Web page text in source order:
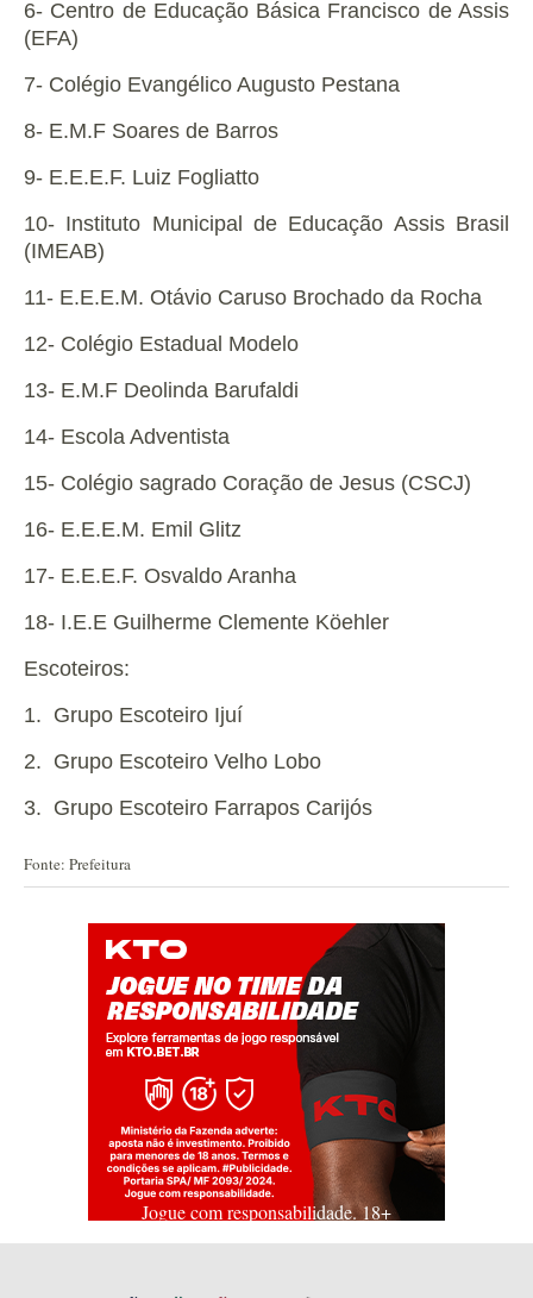
6- Centro de Educação Básica Francisco de Assis
(EFA)
7- Colégio Evangélico Augusto Pestana
8- E.M.F Soares de Barros
9- E.E.E.F. Luiz Fogliatto
10- Instituto Municipal de Educação Assis Brasil
(IMEAB)
11- E.E.E.M. Otávio Caruso Brochado da Rocha
12- Colégio Estadual Modelo
13- E.M.F Deolinda Barufaldi
14- Escola Adventista
15- Colégio sagrado Coração de Jesus (CSCJ)
16- E.E.E.M. Emil Glitz
17- E.E.E.F. Osvaldo Aranha
18- I.E.E Guilherme Clemente Köehler
Escoteiros:
1. Grupo Escoteiro Ijuí
2. Grupo Escoteiro Velho Lobo
3. Grupo Escoteiro Farrapos Carijós
Fonte: Prefeitura
Jogue com responsabilidade. 18+